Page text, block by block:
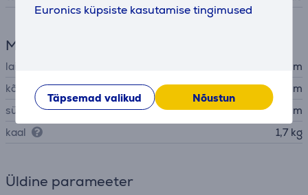
Euronics küpsiste kasutamise tingimused
Täpsemad valikud Nõustun
Mõõtmed
laius
12 cm
kõrgus
18,7 cm
sügavus
12 cm
kaal
1,7 kg
Üldine parameeter